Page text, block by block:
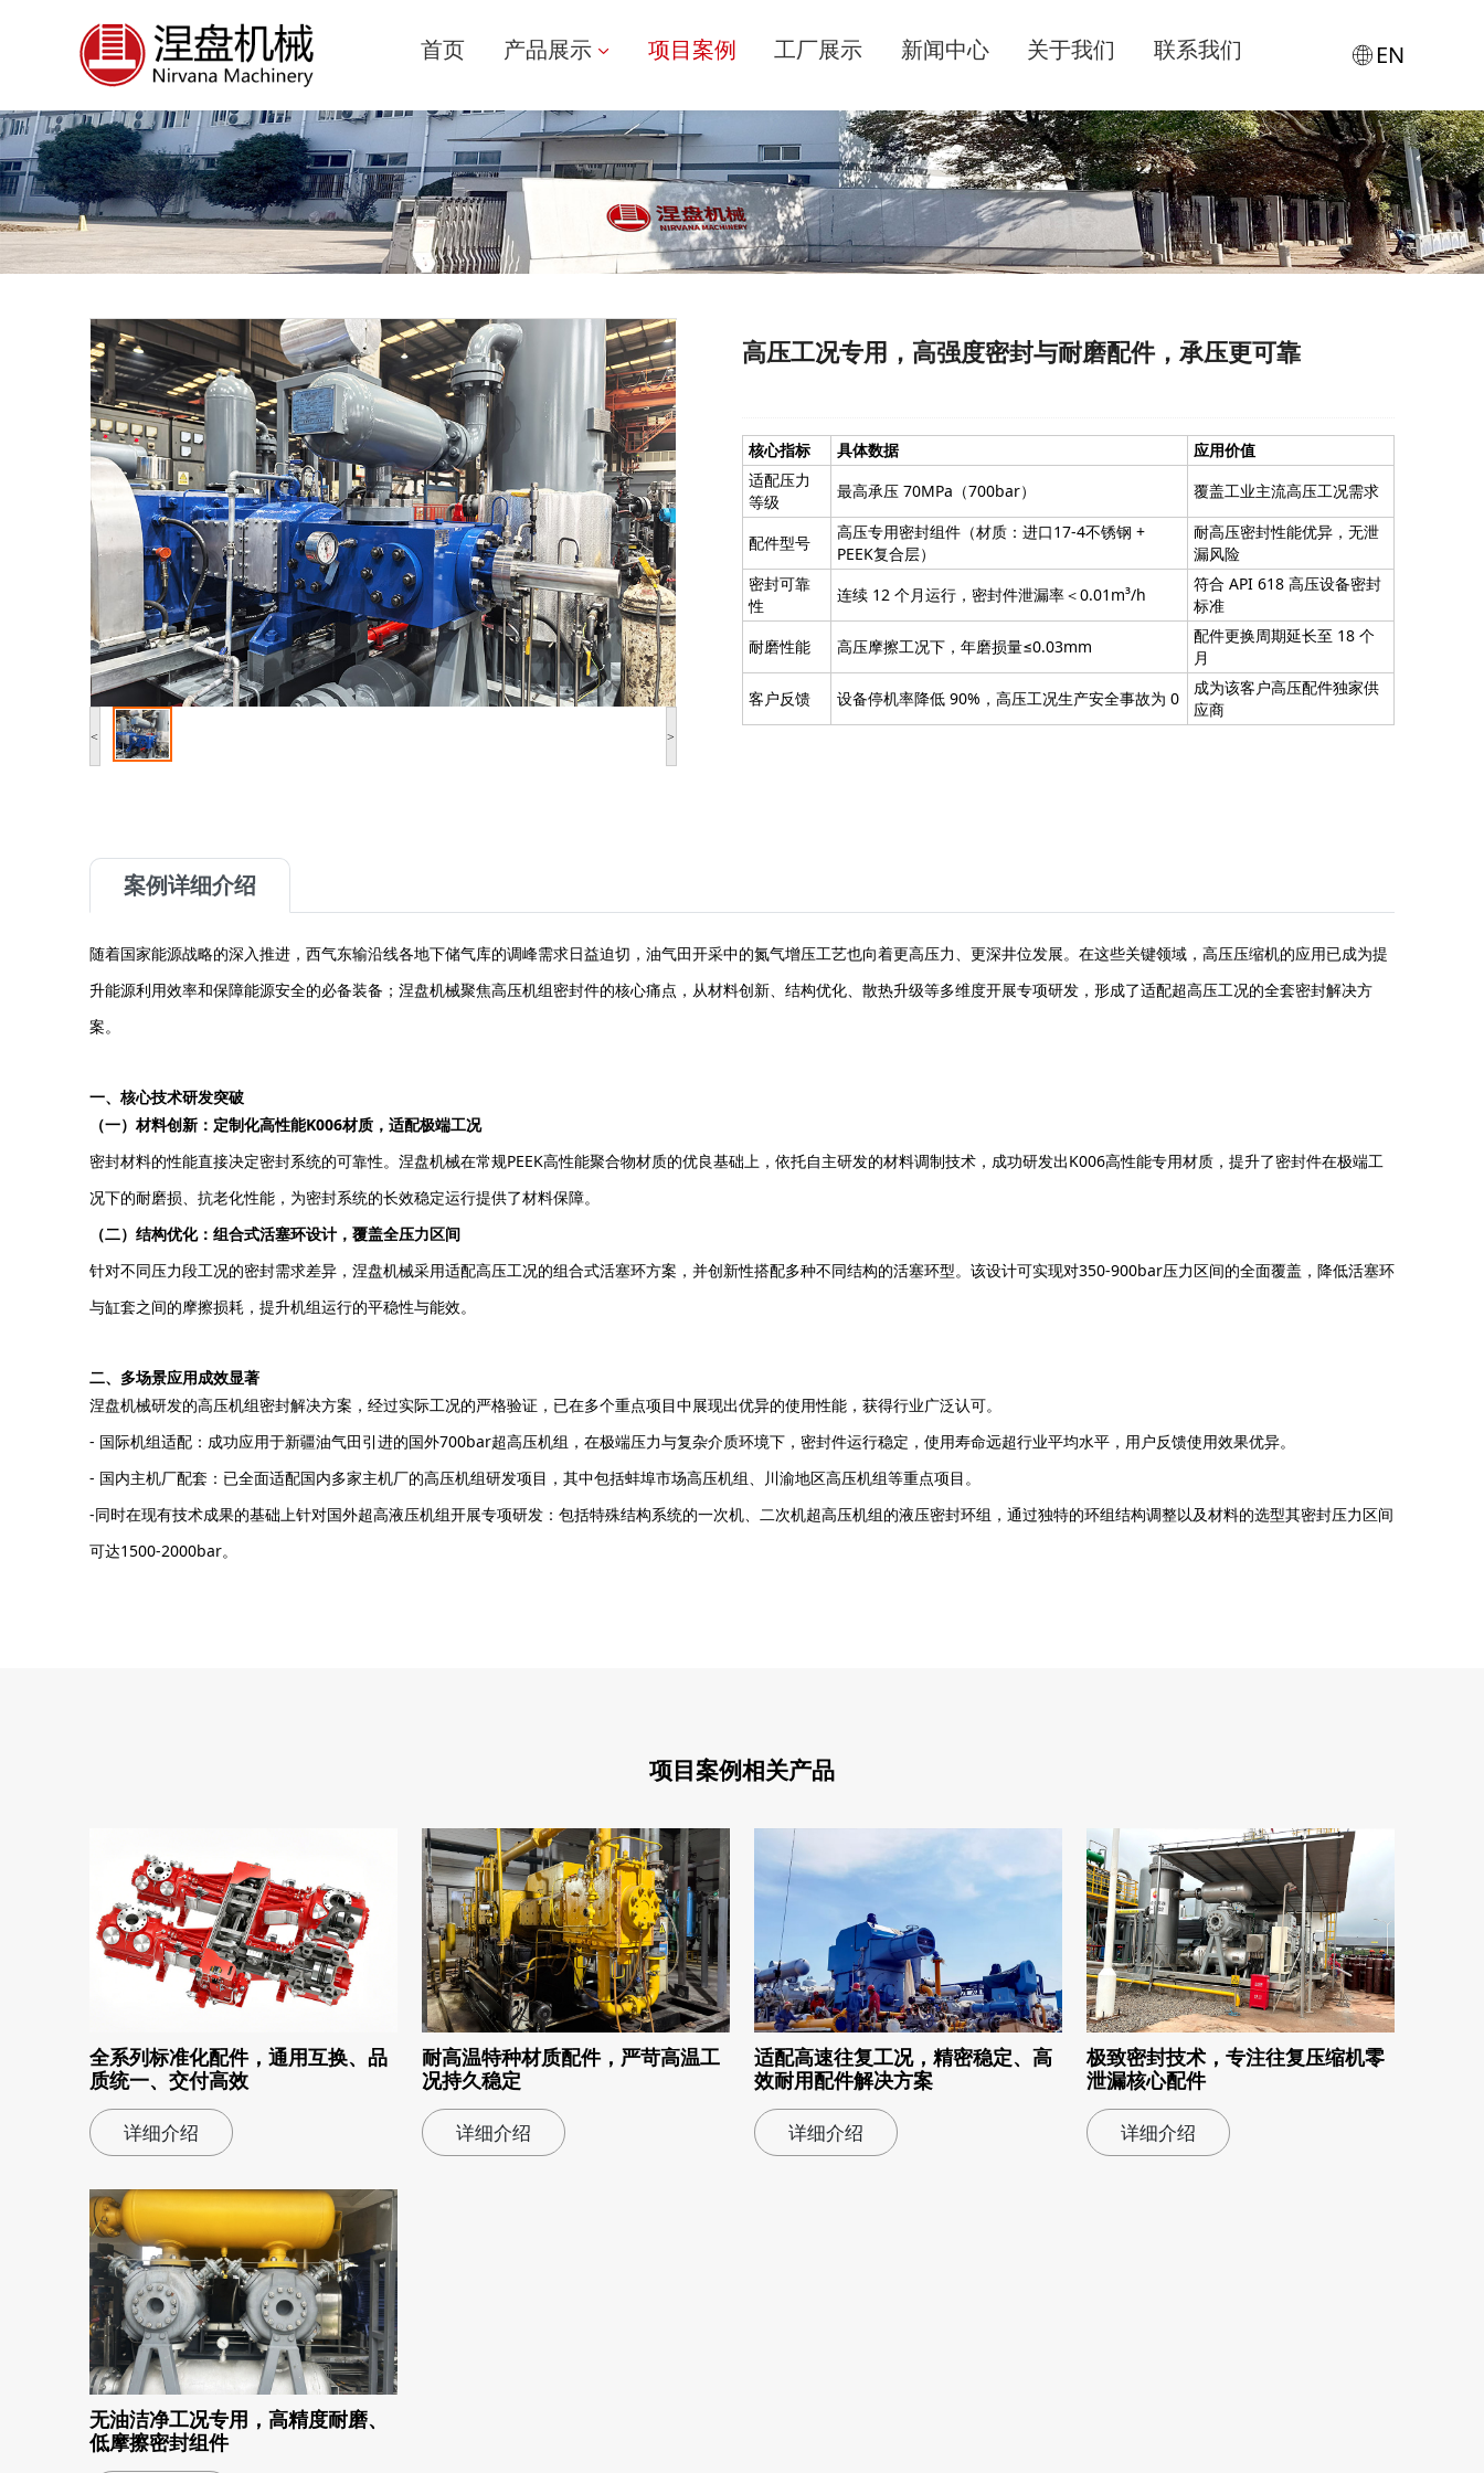
首页 产品展示 项目案例 工厂展示 新闻中心 关于我们 联系我们 EN
项目案例
首页 项目案例
< >
高压工况专用，高强度密封与耐磨配件，承压更可靠
核心指标 具体数据
应用价值
适配压力
等级
最高承压 70MPa（700bar） 覆盖工业主流高压工况需求
配件型号
高压专用密封组件（材质：进口17-4不锈钢 +
PEEK复合层）
耐高压密封性能优异，无泄
漏风险
密封可靠
性
连续 12 个月运行，密封件泄漏率＜0.01m³/h
符合 API 618 高压设备密封
标准
耐磨性能
高压摩擦工况下，年磨损量≤0.03mm
配件更换周期延长至 18 个
月
客户反馈
设备停机率降低 90%，高压工况生产安全事故为 0
成为该客户高压配件独家供
应商
案例详细介绍
随着国家能源战略的深入推进，西气东输沿线各地下储气库的调峰需求日益迫切，油气田开采中的氮气增压工艺也向着更高压力、更深井位发展。在这些关键领域，高压压缩机的应用已成为提
升能源利用效率和保障能源安全的必备装备；涅盘机械聚焦高压机组密封件的核心痛点，从材料创新、结构优化、散热升级等多维度开展专项研发，形成了适配超高压工况的全套密封解决方
案。
一、核心技术研发突破
（一）材料创新：定制化高性能K006材质，适配极端工况
密封材料的性能直接决定密封系统的可靠性。涅盘机械在常规PEEK高性能聚合物材质的优良基础上，依托自主研发的材料调制技术，成功研发出K006高性能专用材质，提升了密封件在极端工
况下的耐磨损、抗老化性能，为密封系统的长效稳定运行提供了材料保障。
（二）结构优化：组合式活塞环设计，覆盖全压力区间
针对不同压力段工况的密封需求差异，涅盘机械采用适配高压工况的组合式活塞环方案，并创新性搭配多种不同结构的活塞环型。该设计可实现对350-900bar压力区间的全面覆盖，降低活塞环
与缸套之间的摩擦损耗，提升机组运行的平稳性与能效。
二、多场景应用成效显著
涅盘机械研发的高压机组密封解决方案，经过实际工况的严格验证，已在多个重点项目中展现出优异的使用性能，获得行业广泛认可。
- 国际机组适配：成功应用于新疆油气田引进的国外700bar超高压机组，在极端压力与复杂介质环境下，密封件运行稳定，使用寿命远超行业平均水平，用户反馈使用效果优异。
- 国内主机厂配套：已全面适配国内多家主机厂的高压机组研发项目，其中包括蚌埠市场高压机组、川渝地区高压机组等重点项目。
-同时在现有技术成果的基础上针对国外超高液压机组开展专项研发：包括特殊结构系统的一次机、二次机超高压机组的液压密封环组，通过独特的环组结构调整以及材料的选型其密封压力区间
可达1500-2000bar。
项目案例相关产品
全系列标准化配件，通用互换、品
质统一、交付高效
详细介绍
耐高温特种材质配件，严苛高温工
况持久稳定
详细介绍
适配高速往复工况，精密稳定、高
效耐用配件解决方案
详细介绍
极致密封技术，专注往复压缩机零
泄漏核心配件
详细介绍
无油洁净工况专用，高精度耐磨、
低摩擦密封组件